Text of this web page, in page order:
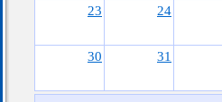
23 24
30 31